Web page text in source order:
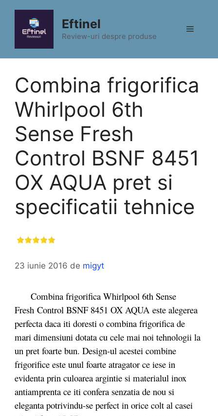
conținut
Eftinel
Review-uri despre produse
Meniu
Combina frigorifica
Whirlpool 6th
Sense Fresh
Control BSNF 8451
OX AQUA pret si
specificatii tehnice
23 iunie 2016 de migyt
Combina frigorifica Whirlpool 6th Sense
Fresh Control BSNF 8451 OX AQUA este alegerea
perfecta daca iti doresti o combina frigorifica de
mari dimensiuni dotata cu cele mai noi tehnologii la
un pret foarte bun. Design-ul acestei combine
frigorifice este unul foarte atragator ce iese in
evidenta prin culoarea argintie si materialul inox
antiamprenta ce iti confera senzatia de nou si
eleganta potrivindu-se perfect in orice colt al casei